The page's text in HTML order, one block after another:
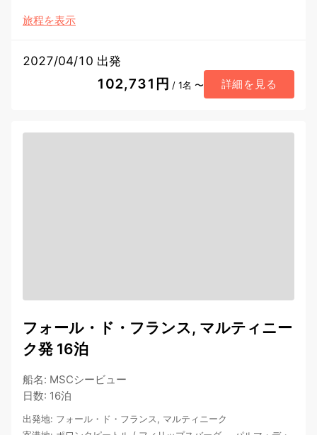
旅程を表示
2027/04/10 出発
102,731円 / 1名 〜 詳細を見る
フォール・ド・フランス, マルティニー
ク発 16泊
船名: MSCシービュー
日数: 16泊
出発地: フォール・ド・フランス, マルティニーク